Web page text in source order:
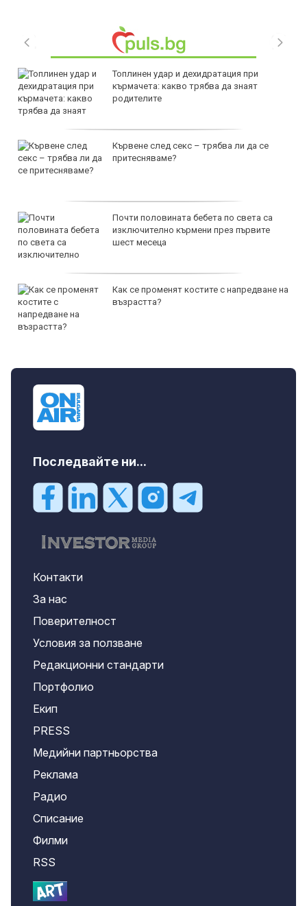
Топлинен удар и дехидратация при
кърмачета: какво трябва да знаят
родителите
Кървене след секс – трябва ли да се
притесняваме?
Почти половината бебета по света са
изключително кърмени през първите
шест месеца
Как се променят костите с напредване на
възрастта?
Последвайте ни...
Контакти
За нас
Поверителност
Условия за ползване
Редакционни стандарти
Портфолио
Екип
PRESS
Медийни партньорства
Реклама
Радио
Списание
Филми
RSS